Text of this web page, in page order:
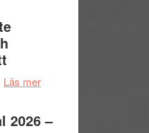
Kulturs
Läs merom
2026 –